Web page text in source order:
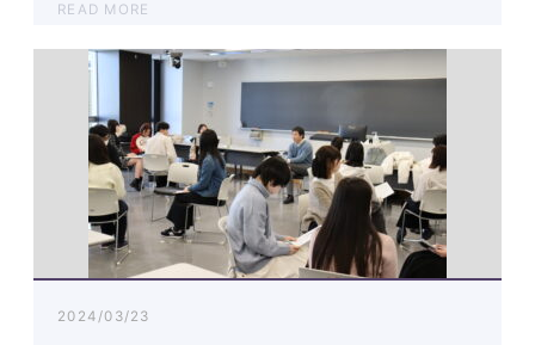
READ MORE
2024/03/23